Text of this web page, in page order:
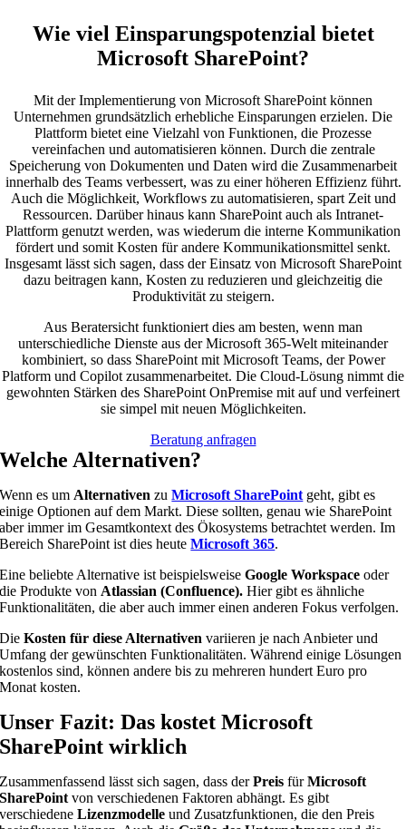
Wie viel Einsparungspotenzial bietet
Microsoft SharePoint?
Mit der Implementierung von Microsoft SharePoint können
Unternehmen grundsätzlich erhebliche Einsparungen erzielen. Die
Plattform bietet eine Vielzahl von Funktionen, die Prozesse
vereinfachen und automatisieren können. Durch die zentrale
Speicherung von Dokumenten und Daten wird die Zusammenarbeit
innerhalb des Teams verbessert, was zu einer höheren Effizienz führt.
Auch die Möglichkeit, Workflows zu automatisieren, spart Zeit und
Ressourcen. Darüber hinaus kann SharePoint auch als Intranet-
Plattform genutzt werden, was wiederum die interne Kommunikation
fördert und somit Kosten für andere Kommunikationsmittel senkt.
Insgesamt lässt sich sagen, dass der Einsatz von Microsoft SharePoint
dazu beitragen kann, Kosten zu reduzieren und gleichzeitig die
Produktivität zu steigern.
Aus Beratersicht funktioniert dies am besten, wenn man
unterschiedliche Dienste aus der Microsoft 365-Welt miteinander
kombiniert, so dass SharePoint mit Microsoft Teams, der Power
Platform und Copilot zusammenarbeitet. Die Cloud-Lösung nimmt die
gewohnten Stärken des SharePoint OnPremise mit auf und verfeinert
sie simpel mit neuen Möglichkeiten.
Beratung anfragen
Welche Alternativen?
Wenn es um Alternativen zuMicrosoft SharePoint geht, gibt es
einige Optionen auf dem Markt. Diese sollten, genau wie SharePoint
aber immer im Gesamtkontext des Ökosystems betrachtet werden. Im
Bereich SharePoint ist dies heuteMicrosoft 365.
Eine beliebte Alternative ist beispielsweise Google Workspace oder
die Produkte von Atlassian (Confluence). Hier gibt es ähnliche
Funktionalitäten, die aber auch immer einen anderen Fokus verfolgen.
DieKosten für diese Alternativen variieren je nach Anbieter und
Umfang der gewünschten Funktionalitäten. Während einige Lösungen
kostenlos sind, können andere bis zu mehreren hundert Euro pro
Monat kosten.
Unser Fazit: Das kostet Microsoft
SharePoint wirklich
Zusammenfassend lässt sich sagen, dass derPreis fürMicrosoft
SharePoint von verschiedenen Faktoren abhängt. Es gibt
verschiedeneLizenzmodelle und Zusatzfunktionen, die den Preis